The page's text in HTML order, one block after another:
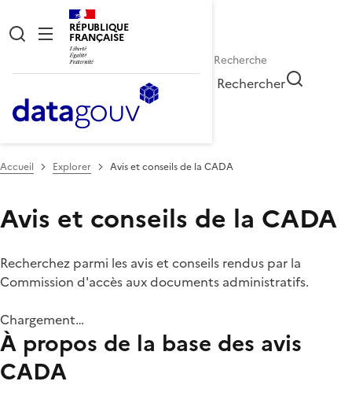
RÉPUBLIQUE
FRANÇAISE
Rechercher
Accueil Explorer Avis et conseils de la CADA
Avis et conseils de la CADA
Recherchez parmi les avis et conseils rendus par la
Commission d'accès aux documents administratifs.
Chargement…
À propos de la base des avis
CADA